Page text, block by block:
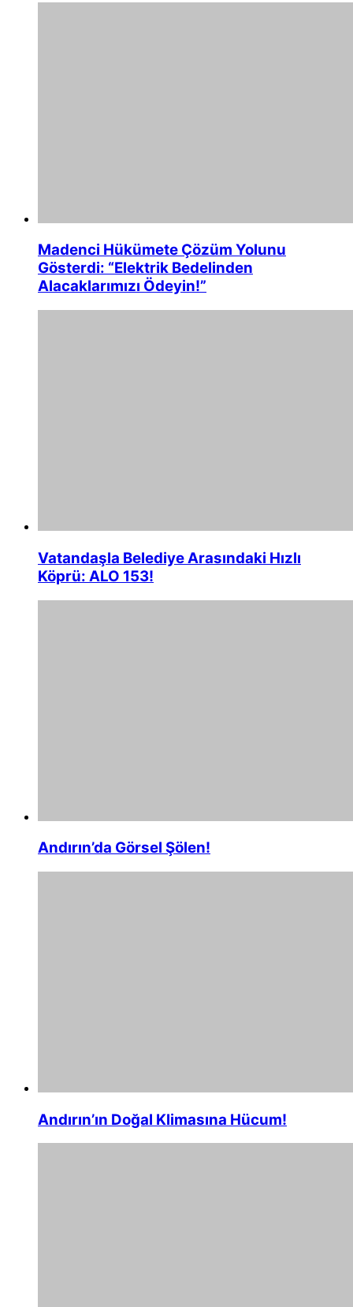
Madenci Hükümete Çözüm Yolunu
Gösterdi: “Elektrik Bedelinden
Alacaklarımızı Ödeyin!”
Vatandaşla Belediye Arasındaki Hızlı
Köprü: ALO 153!
Andırın’da Görsel Şölen!
Andırın’ın Doğal Klimasına Hücum!